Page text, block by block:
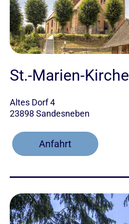
St.-Marien-Kirche
Altes Dorf 4
23898 Sandesneben
Anfahrt